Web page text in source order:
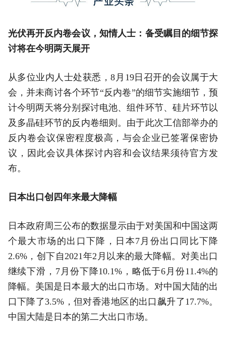
光伏再开反内卷会议，知情人士：备受瞩目的细节探
讨将在今明两天展开
从多位业内人士处获悉，8月19日召开的会议属于大
会，并未商讨各个环节“反内卷”的细节实施细节，预
计今明两天将分别探讨电池、组件环节、硅片环节以
及多晶硅环节的反内卷细则。由于此次工信部举办的
反内卷会议保密程度极高，与会企业已签署保密协
议，因此会议具体探讨内容和会议结果须待官方发
布。
日本出口创四年来最大降幅
日本政府周三公布的数据显示由于对美国和中国这两
个最大市场的出口下降，日本7月份出口同比下降
2.6%，创下自2021年2月以来的最大降幅。对美出口
继续下滑，7月份下降10.1%，略低于6月份11.4%的
降幅。美国是日本最大的出口市场。对中国大陆的出
口下降了3.5%，但对香港地区的出口飙升了17.7%。
中国大陆是日本的第二大出口市场。